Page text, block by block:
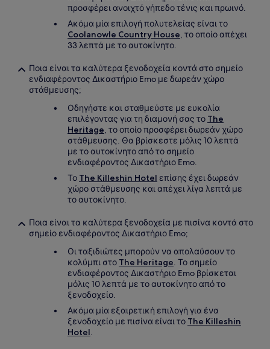
προσφέρει ανοιχτό γήπεδο τένις και πρωινό.
Ακόμα μία επιλογή πολυτελείας είναι το
Coolanowle Country House, το οποίο απέχει
33 λεπτά με το αυτοκίνητο.
Ποια είναι τα καλύτερα ξενοδοχεία κοντά στο σημείο
ενδιαφέροντος Δικαστήριο Emo με δωρεάν χώρο
στάθμευσης;
Οδηγήστε και σταθμεύστε με ευκολία
επιλέγοντας για τη διαμονή σας το The
Heritage, το οποίο προσφέρει δωρεάν χώρο
στάθμευσης. Θα βρίσκεστε μόλις 10 λεπτά
με το αυτοκίνητο από το σημείο
ενδιαφέροντος Δικαστήριο Emo.
Το The Killeshin Hotel επίσης έχει δωρεάν
χώρο στάθμευσης και απέχει λίγα λεπτά με
το αυτοκίνητο.
Ποια είναι τα καλύτερα ξενοδοχεία με πισίνα κοντά στο
σημείο ενδιαφέροντος Δικαστήριο Emo;
Οι ταξιδιώτες μπορούν να απολαύσουν το
κολύμπι στο The Heritage. Το σημείο
ενδιαφέροντος Δικαστήριο Emo βρίσκεται
μόλις 10 λεπτά με το αυτοκίνητο από το
ξενοδοχείο.
Ακόμα μία εξαιρετική επιλογή για ένα
ξενοδοχείο με πισίνα είναι το The Killeshin
Hotel.